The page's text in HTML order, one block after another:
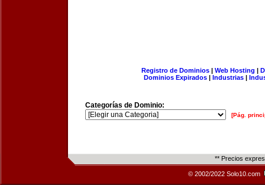
Registro de Dominios| Web Hosting |
Dominios Expirados | Industrias |
Categorías de Dominio:
[Pág.
** Precios
© 2002/2022 Solo10.com